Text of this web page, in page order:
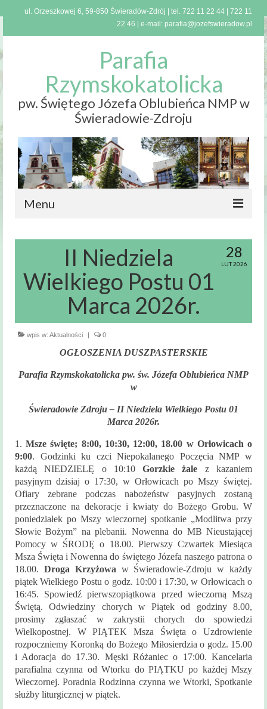
ul. Orzeszkowej 6, 59-850 Świeradów-Zdrój | tel. 722 11 22 44
722 11
22 46 | e-mail: parafia@jozefswieradow.pl
Parafia
Rzymskokatolicka
pw. Świętego Józefa Oblubieńca NMP w
Świeradowie-Zdroju
Menu
Msze święte
i nabożeństwa
Parafialna
Sakrament Chrztu
Sakrament Bierzmowania
Sakrament chorych
Sakrament pokuty
Zakres
terytorialny
Historia
parafii
Kontakt
KAMERA
28
LUT 2026
II Niedziela
Wielkiego Postu 01
Marca 2026r.
wpis w: Aktualności 0
OGŁOSZENIA DUSZPASTERSKIE
Parafia Rzymskokatolicka pw. św. Józefa Oblubieńca NMP
w
Świeradowie Zdroju – II Niedziela Wielkiego Postu 01
Marca 2026r.
1.Msze święte; 8:00, 10:30, 12:00, 18.00 w Orłowicach o
9:00. Godzinki ku czci Niepokalanego Poczęcia NMP w
każdą NIEDZIELĘ o 10:10Gorzkie żale z kazaniem
pasyjnym dzisiaj o 17:30, w Orłowicach po Mszy świętej.
Ofiary zebrane podczas nabożeństw pasyjnych zostaną
przeznaczone na dekoracje i kwiaty do Bożego Grobu. W
poniedziałek po Mszy wieczornej spotkanie „Modlitwa przy
Słowie Bożym” na plebanii. Nowenna do MB Nieustającej
Pomocy w ŚRODĘ o 18.00. Pierwszy Czwartek Miesiąca
Msza Święta i Nowenna do świętego Józefa naszego patrona o
18.00. Droga Krzyżowa w Świeradowie-Zdroju w każdy
piątek Wielkiego Postu o godz. 10:00 i 17:30, w Orłowicach o
16:45. Spowiedź pierwszopiątkowa przed wieczorną Mszą
Świętą. Odwiedziny chorych w Piątek od godziny 8.00,
prosimy zgłaszać w zakrystii chorych do spowiedzi
Wielkopostnej. W PIĄTEK Msza Święta o Uzdrowienie
rozpoczniemy Koronką do Bożego Miłosierdzia o godz. 15.00
i Adoracja do 17.30. Męski Różaniec o 17:00. Kancelaria
parafialna czynna od Wtorku do PIĄTKU po każdej Mszy
Wieczornej. Poradnia Rodzinna czynna we Wtorki, Spotkanie
służby liturgicznej w piątek.